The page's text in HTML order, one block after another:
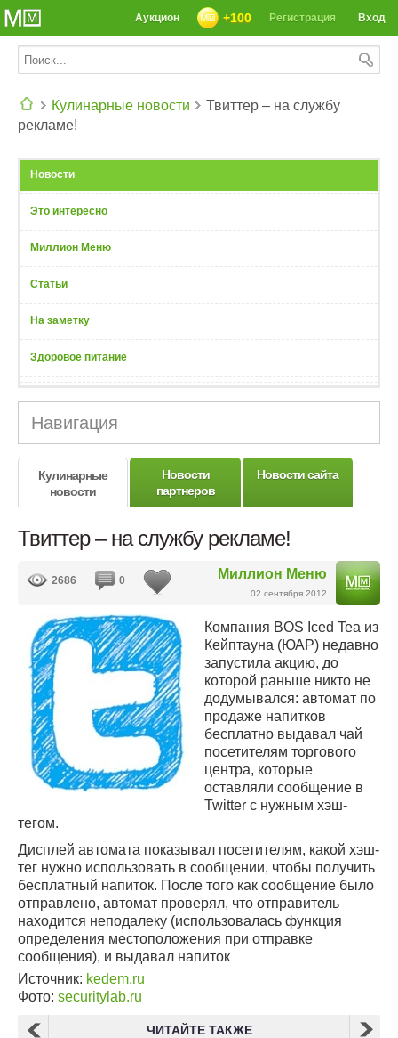
Вход
Регистрация
+100
Аукцион
Кулинарные новости
Твиттер – на службу
рекламе!
Новости
Это интересно
Миллион Меню
Статьи
На заметку
Здоровое питание
Навигация
Кулинарные
новости
Новости
партнеров
Новости сайта
Твиттер – на службу рекламе!
Миллион Меню
02 сентября 2012
2686 0
Компания BOS Iced Tea из
Кейптауна (ЮАР) недавно
запустила акцию, до
которой раньше никто не
додумывался: автомат по
продаже напитков
бесплатно выдавал чай
посетителям торгового
центра, которые
оставляли сообщение в
Twitter с нужным хэш-
тегом.
Дисплей автомата показывал посетителям, какой хэш-
тег нужно использовать в сообщении, чтобы получить
бесплатный напиток. После того как сообщение было
отправлено, автомат проверял, что отправитель
находится неподалеку (использовалась функция
определения местоположения при отправке
сообщения), и выдавал напиток
Источник: kedem.ru
Фото: securitylab.ru
ЧИТАЙТЕ ТАКЖЕ